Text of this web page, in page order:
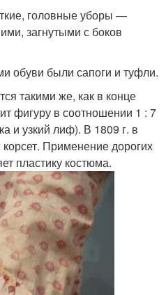
головные уборы —
загнутыми с боков
обуви были сапоги и туфли.
такими же, как в конце
фигуру в соотношении 1 : 7
и узкий лиф). В 1809 г. в
Применение дорогих
пластику костюма.